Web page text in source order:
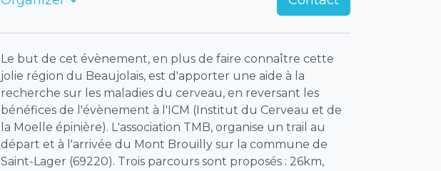
Le but de cet évènement, en plus de faire connaître cette
jolie région du Beaujolais, est d'apporter une aide à la
recherche sur les maladies du cerveau, en reversant les
bénéfices de l'évènement à l'ICM (Institut du Cerveau et de
la Moelle épinière). L'association TMB, organise un trail au
départ et à l'arrivée du Mont Brouilly sur la commune de
Saint-Lager (69220). Trois parcours sont proposés : 26km,